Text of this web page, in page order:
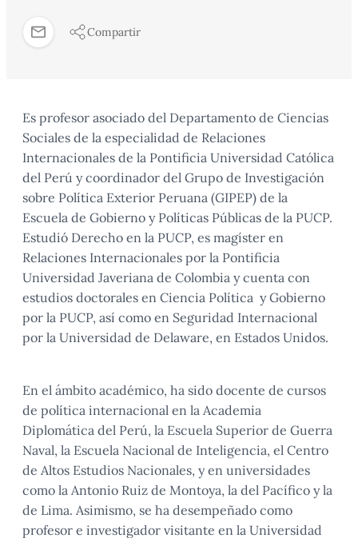
Compartir
Es profesor asociado del Departamento de Ciencias
Sociales de la especialidad de Relaciones
Internacionales de la Pontificia Universidad Católica
del Perú y coordinador del Grupo de Investigación
sobre Política Exterior Peruana (GIPEP) de la
Escuela de Gobierno y Políticas Públicas de la PUCP.
Estudió Derecho en la PUCP, es magíster en
Relaciones Internacionales por la Pontificia
Universidad Javeriana de Colombia y cuenta con
estudios doctorales en Ciencia Política y Gobierno
por la PUCP, así como en Seguridad Internacional
por la Universidad de Delaware, en Estados Unidos.
En el ámbito académico, ha sido docente de cursos
de política internacional en la Academia
Diplomática del Perú, la Escuela Superior de Guerra
Naval, la Escuela Nacional de Inteligencia, el Centro
de Altos Estudios Nacionales, y en universidades
como la Antonio Ruiz de Montoya, la del Pacífico y la
de Lima. Asimismo, se ha desempeñado como
profesor e investigador visitante en la Universidad